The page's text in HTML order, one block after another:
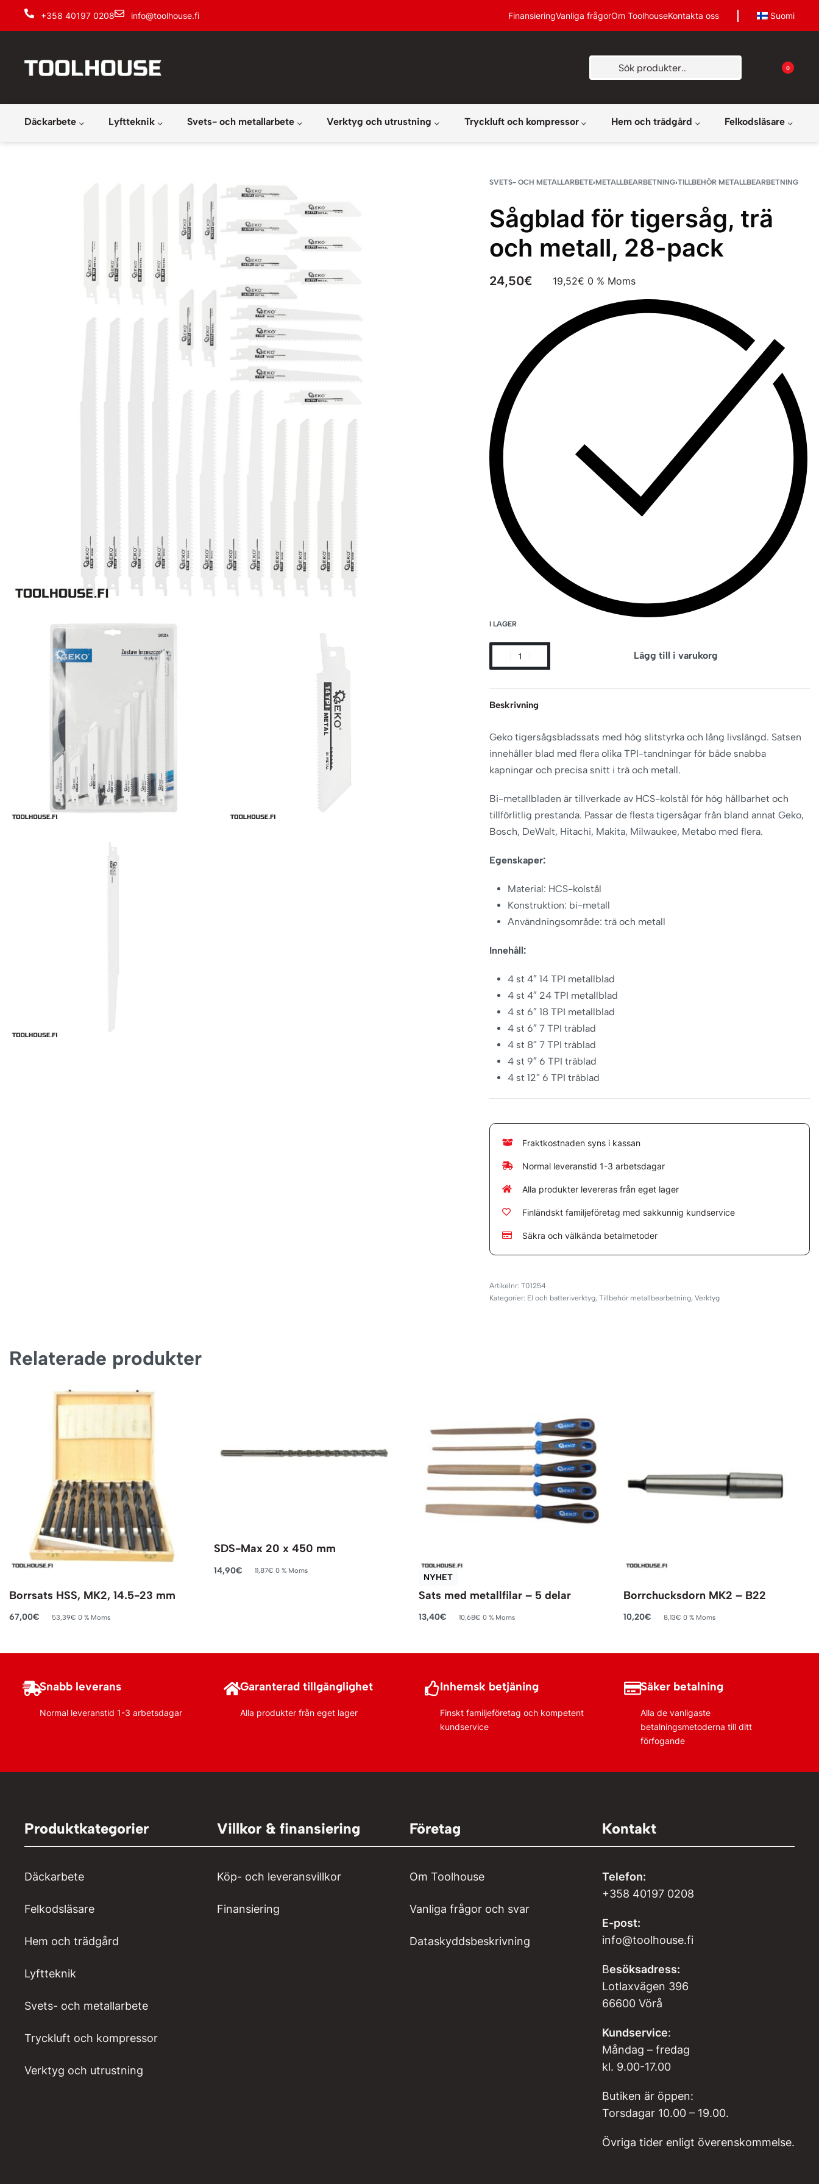
+358 40197 0208 info@toolhouse.fi FinansieringVanliga frågorOm ToolhouseKontakta oss Suomi
0
Däckarbete Lyftteknik Svets- och metallarbete Verktyg och utrustning Tryckluft och kompressor Hem och trädgård Felkodsläsare
SVETS- OCH METALLARBETE›METALLBEARBETNING›TILLBEHÖR METALLBEARBETNING
Sågblad för tigersåg, trä
och metall, 28-pack
24,50€ 19,52€ 0 % Moms
I LAGER
Lägg till i varukorg
Beskrivning
Geko tigersågsbladssats med hög slitstyrka och lång livslängd. Satsen
innehåller blad med flera olika TPI-tandningar för både snabba
kapningar och precisa snitt i trä och metall.
Bi-metallbladen är tillverkade av HCS-kolstål för hög hållbarhet och
tillförlitlig prestanda. Passar de flesta tigersågar från bland annat Geko,
Bosch, DeWalt, Hitachi, Makita, Milwaukee, Metabo med flera.
Egenskaper:
Material: HCS-kolstål
Konstruktion: bi-metall
Användningsområde: trä och metall
Innehåll:
4 st 4″ 14 TPI metallblad
4 st 4″ 24 TPI metallblad
4 st 6″ 18 TPI metallblad
4 st 6″ 7 TPI träblad
4 st 8″ 7 TPI träblad
4 st 9″ 6 TPI träblad
4 st 12″ 6 TPI träblad
Fraktkostnaden syns i kassan
Normal leveranstid 1-3 arbetsdagar
Alla produkter levereras från eget lager
Finländskt familjeföretag med sakkunnig kundservice
Säkra och välkända betalmetoder
T01254
Kategorier: El och batteriverktyg,Tillbehör metallbearbetning,Verktyg
Relaterade produkter
Borrsats HSS, MK2, 14.5-23 mm
67,00€ 53,39€ 0 % Moms
SDS-Max 20 x 450 mm
14,90€ 11,87€ 0 % Moms
NYHET
Sats med metallfilar – 5 delar
13,40€ 10,68€ 0 % Moms
Borrchucksdorn MK2 – B22
10,20€ 8,13€ 0 % Moms
Snabb leverans
Normal leveranstid 1-3 arbetsdagar
Garanterad tillgänglighet
Alla produkter från eget lager
Inhemsk betjäning
Finskt familjeföretag och kompetent
kundservice
Säker betalning
Alla de vanligaste
betalningsmetoderna till ditt
förfogande
Produktkategorier
Däckarbete
Felkodsläsare
Hem och trädgård
Lyftteknik
Svets- och metallarbete
Tryckluft och kompressor
Verktyg och utrustning
Villkor & finansiering
Köp- och leveransvillkor
Finansiering
Företag
Om Toolhouse
Vanliga frågor och svar
Dataskyddsbeskrivning
Kontakt
Telefon:
+358 40197 0208
E-post:
info@toolhouse.fi
Besöksadress:
Lotlaxvägen 396
66600 Vörå
Kundservice:
Måndag – fredag
kl. 9.00-17.00
Butiken är öppen:
Torsdagar 10.00 – 19.00.
Övriga tider enligt överenskommelse.